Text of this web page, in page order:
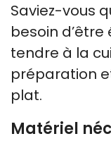
Saviez-vous
besoin
tendre à la
préparation
plat.
Matériel